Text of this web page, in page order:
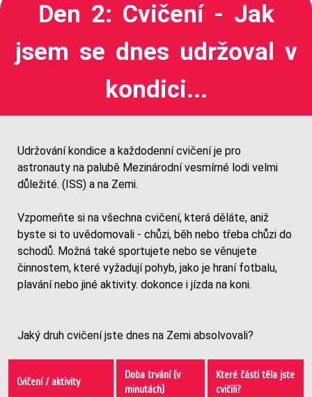
Den 2: Cvičení - Jak
jsem se dnes udržoval v
kondici...
Udržování kondice a každodenní cvičení je pro
astronauty na palubě Mezinárodní vesmírné lodi velmi
důležité. (ISS) a na Zemi.
Vzpomeňte si na všechna cvičení, která děláte, aniž
byste si to uvědomovali - chůzi, běh nebo třeba chůzi do
schodů. Možná také sportujete nebo se věnujete
činnostem, které vyžadují pohyb, jako je hraní fotbalu,
plavání nebo jiné aktivity. dokonce i jízda na koni.
Jaký druh cvičení jste dnes na Zemi absolvovali?
Cvičení / aktivity
Doba trvání (v
minutách)
Které části těla jste
cvičili?